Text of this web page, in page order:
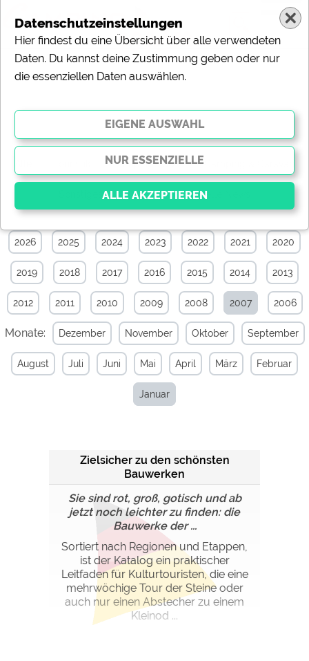
Campingplätze
Specials Aktuelle News
2026 2025 2024 2023 2022 2021 2020
2019 2018 2017 2016 2015 2014 2013
2012 2011 2010 2009 2008 2007 2006
Monate: Dezember November Oktober September
August Juli Juni Mai April März Februar
Januar
Zielsicher zu den schönsten
Bauwerken
Sie sind rot, groß, gotisch und ab
jetzt noch leichter zu finden: die
Bauwerke der ...
Sortiert nach Regionen und Etappen,
ist der Katalog ein praktischer
Leitfaden für Kulturtouristen, die eine
mehrwöchige Tour der Steine oder
auch nur einen Abstecher zu einem
Kleinod ...
Datenschutzeinstellungen
Hier findest du eine Übersicht über alle verwendeten
Daten. Du kannst deine Zustimmung geben oder nur
die essenziellen Daten auswählen.
Essenziell
Essenzielle Cookies ermöglichen grundlegende
Funktionen und sind für die einwandfreie Funktion der
werden Teile der Websitenicht funktionieren.
Externe Medien
YouTube (Videos von
Campingplätzen)
https://policies.google.com/privacy
Campingplatzvorschau (Vorschau
siehe Datenschutzerklärung des
jeweiligen Anbieters
Google reCAPTCHA (Formulare) https://policies.google.com/privacy
https://policies.google.com/privacy
Marketing
https://policies.google.com/privacy
Google AdSense
https://policies.google.com/privacy
Google Remarketing
https://policies.google.com/privacy